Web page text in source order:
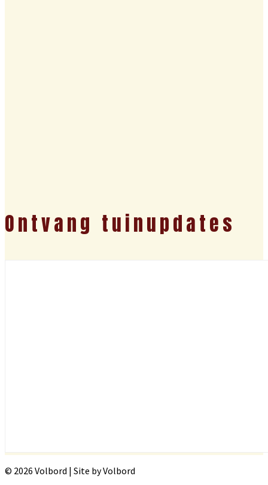
Ontvang tuinupdates
© 2026 Volbord | Site by Volbord